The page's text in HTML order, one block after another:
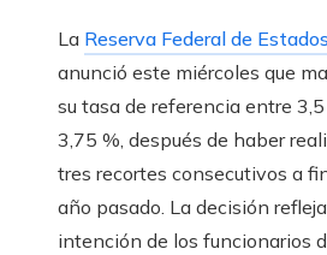
La Reserva Federal de
anunció este miércoles que
su tasa de referencia entre
3,75 %, después de haber
tres recortes consecutivos a
año pasado. La decisión
intención de los funcionarios